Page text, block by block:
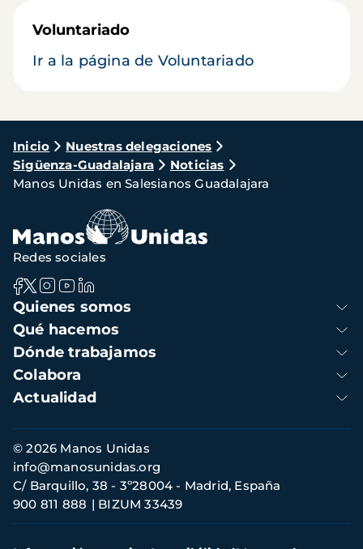
Voluntariado
Ir a la página de Voluntariado
Ruta
de
navegación
Inicio
Nuestras delegaciones
Sigüenza-Guadalajara
Noticias
Manos Unidas en Salesianos Guadalajara
Navegación
principal
Quienes somos
Qué hacemos
Dónde trabajamos
Colabora
Actualidad
Redes sociales
Información
de
contacto
© 2026 Manos Unidas
C/ Barquillo, 38 - 3º28004 - Madrid, España
900 811 888
BIZUM 33439
info@manosunidas.org